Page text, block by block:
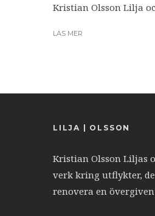
Kristian Olsson Lilja
LÄS MER
LILJA | OLSSON
Kristian Olsson Liljas
verk kring utflykter,
renovera en övergiven